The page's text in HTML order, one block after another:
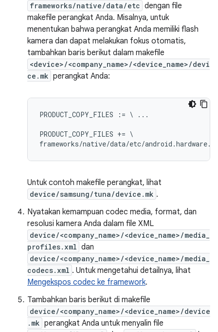
frameworks/native/data/etc dengan file
makefile perangkat Anda. Misalnya, untuk
menentukan bahwa perangkat Anda memiliki flash
kamera dan dapat melakukan fokus otomatis,
tambahkan baris berikut dalam makefile
<device>/<company_name>/<device_name>/devi
ce.mk perangkat Anda:
PRODUCT_COPY_FILES := \ ...
PRODUCT_COPY_FILES += \
Untuk contoh makefile perangkat, lihat
device/samsung/tuna/device.mk .
Nyatakan kemampuan codec media, format, dan
resolusi kamera Anda dalam file XML
device/<company_name>/<device_name>/media_
profiles.xml dan
device/<company_name>/<device_name>/media_
codecs.xml . Untuk mengetahui detailnya, lihat
Mengekspos codec ke framework.
Tambahkan baris berikut di makefile
device/<company_name>/<device_name>/device
.mk perangkat Anda untuk menyalin file